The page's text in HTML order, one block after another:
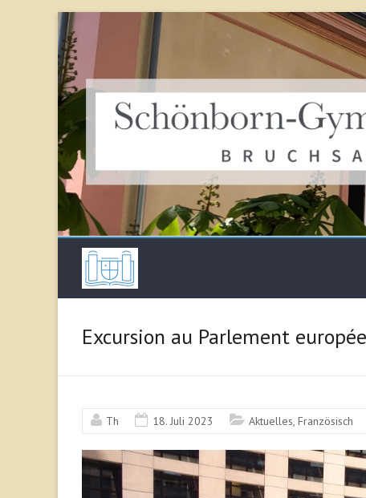
Skip
to
content
Schönborn
Excursion au Parlement
Th 18. Juli 2023 Aktuelles Französisch